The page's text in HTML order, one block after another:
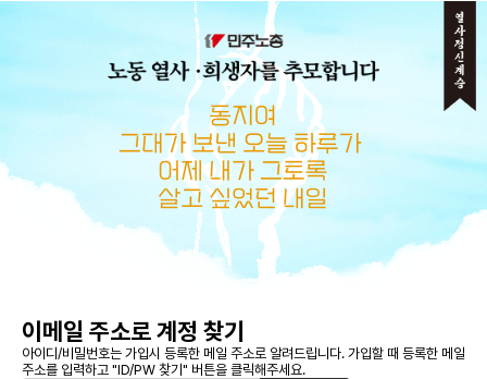
메뉴 건너뛰기
이메일 주소로 계정 찾기
아이디/비밀번호는 가입시 등록한 메일 주소로 알려드립니다. 가입할 때 등록한 메일
주소를 입력하고 "ID/PW 찾기" 버튼을 클릭해주세요.